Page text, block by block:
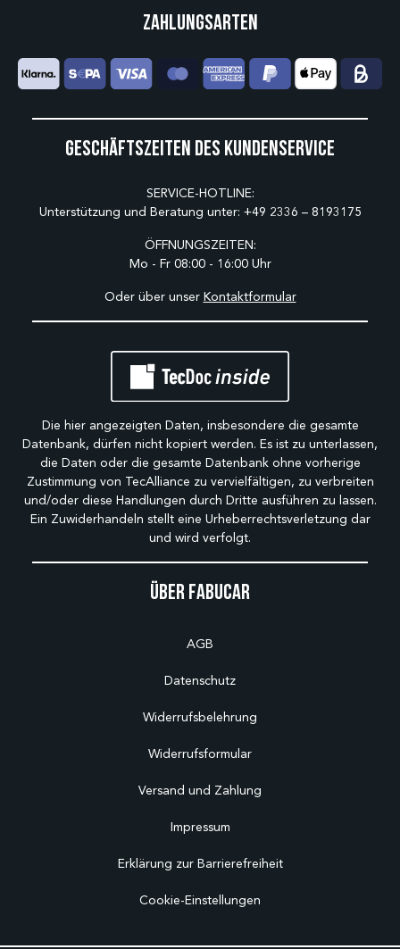
Über Fabucar
AGB
Datenschutz
Widerrufsbelehrung
Widerrufsformular
Versand und Zahlung
Impressum
Erklärung zur Barrierefreiheit
Cookie-Einstellungen
Geschäftszeiten des Kundenservice
SERVICE-HOTLINE:
Unterstützung und Beratung unter: +49 2336 – 8193175
ÖFFNUNGSZEITEN:
Mo - Fr 08:00 - 16:00 Uhr
Oder über unser Kontaktformular
Zahlungsarten
Die hier angezeigten Daten, insbesondere die gesamte
Datenbank, dürfen nicht kopiert werden. Es ist zu unterlassen,
die Daten oder die gesamte Datenbank ohne vorherige
Zustimmung von TecAlliance zu vervielfältigen, zu verbreiten
und/oder diese Handlungen durch Dritte ausführen zu lassen.
Ein Zuwiderhandeln stellt eine Urheberrechtsverletzung dar
und wird verfolgt.